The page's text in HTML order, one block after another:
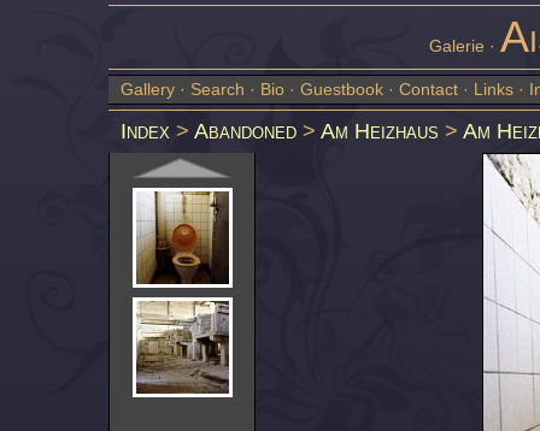
Galerie ·
Gallery · Search · Bio · Guestbook · Contact · Links ·
Index > Abandoned > Am Heizhaus > Am